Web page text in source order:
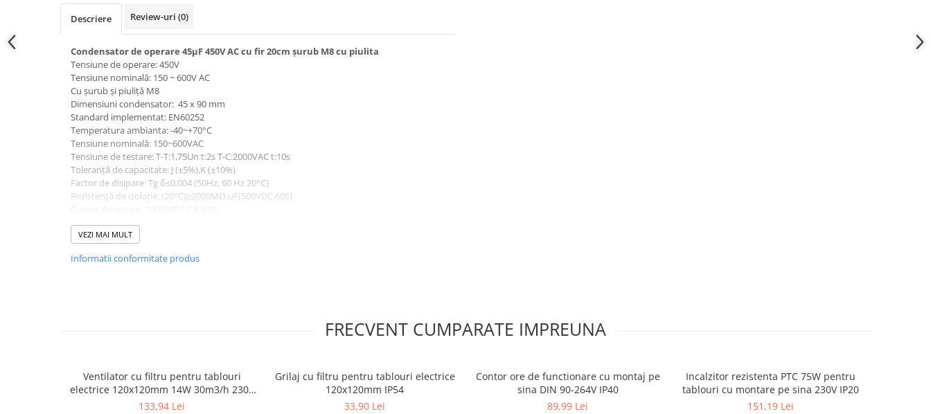
Doze din plastic
Doze aluminiu
Doze incastrate
Prize si fise trifazice
Trasee electrice
Canal cablu plastic PVC
Canal cablu metalic perforat
Canal cablu metalic din sarma
Tuburi rigide din plastic PVC
Prize si fise electrice
Accesorii electrice
Descriere Review-uri (0)
Condensator de operare 45μF 450V AC cu fir 20cm șurub M8 cu piulita
Tensiune de operare: 450V
Tensiune nominală: 150 ~ 600V AC
Cu șurub și piuliță M8
Dimensiuni condensator: 45 x 90 mm
Standard implementat: EN60252
Temperatura ambianta: -40~+70°C
Tensiune nominală: 150~600VAC
Tensiune de testare: T-T:1,75Un t:2s T-C:2000VAC t:10s
Toleranță de capacitate: J (±5%),K (±10%)
Factor de disipare: Tg δ≤0,004 (50Hz, 60 Hz 20°C)
Rezistență de izolație: (20°C)≥2000MΩ.uF(500VDC,60S)
Clasa de protectie de siguranta: P0/P2
VEZI MAI MULT
Informatii conformitate produs
FRECVENT CUMPARATE IMPREUNA
Ventilator cu filtru pentru tablouri
electrice 120x120mm 14W 30m3/h 230V
IP54
133,94 Lei
Grilaj cu filtru pentru tablouri electrice
120x120mm IP54
33,90 Lei
Contor ore de functionare cu montaj pe
sina DIN 90-264V IP40
89,99 Lei
Incalzitor rezistenta PTC 75W pentru
tablouri cu montare pe sina 230V IP20
151,19 Lei